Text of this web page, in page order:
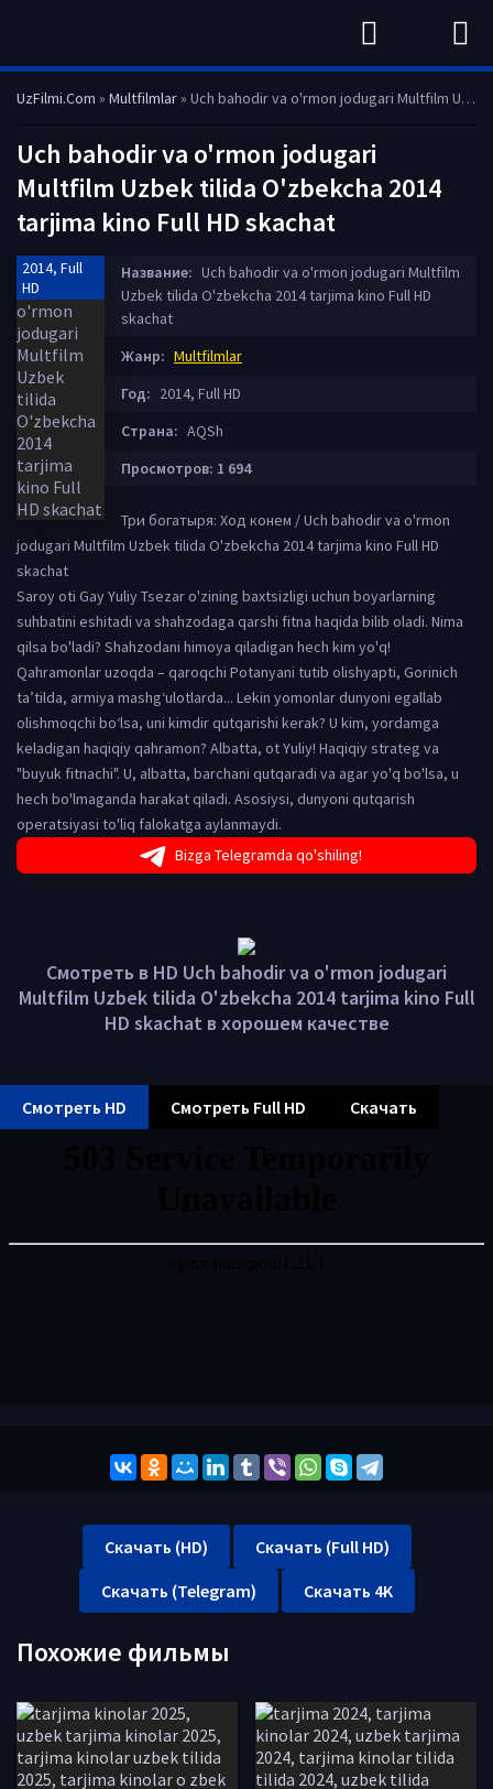
UzFilmi.Com » Multfilmlar» Uch bahodir va o'rmon jodugari Multfilm Uzbek tilida O'zbekcha 2014 tarjima kino Full HD skachat
Uch bahodir va o'rmon jodugari
Multfilm Uzbek tilida O'zbekcha 2014
tarjima kino Full HD skachat
2014, Full
HD
Название: Uch bahodir va o'rmon jodugari Multfilm
Uzbek tilida O'zbekcha 2014 tarjima kino Full HD
skachat
Жанр: Multfilmlar
Год: 2014, Full HD
Страна: AQSh
Просмотров: 1 694
Три богатыря: Ход конем / Uch bahodir va o'rmon
jodugari Multfilm Uzbek tilida O'zbekcha 2014 tarjima kino Full HD
skachat
Saroy oti Gay Yuliy Tsezar o'zining baxtsizligi uchun boyarlarning
suhbatini eshitadi va shahzodaga qarshi fitna haqida bilib oladi. Nima
qilsa bo'ladi? Shahzodani himoya qiladigan hech kim yo'q!
Qahramonlar uzoqda – qaroqchi Potanyani tutib olishyapti, Gorinich
ta’tilda, armiya mashg‘ulotlarda... Lekin yomonlar dunyoni egallab
olishmoqchi bo‘lsa, uni kimdir qutqarishi kerak? U kim, yordamga
keladigan haqiqiy qahramon? Albatta, ot Yuliy! Haqiqiy strateg va
"buyuk fitnachi". U, albatta, barchani qutqaradi va agar yo'q bo'lsa, u
hech bo'lmaganda harakat qiladi. Asosiysi, dunyoni qutqarish
operatsiyasi to'liq falokatga aylanmaydi.
Bizga Telegramda qo'shiling!
Смотреть в HD Uch bahodir va o'rmon jodugari
Multfilm Uzbek tilida O'zbekcha 2014 tarjima kino Full
HD skachat в хорошем качестве
Смотреть HD Смотреть Full HD Скачать
Скачать (HD)
Скачать (Full HD)
Скачать (Telegram)
Скачать 4K
Похожие фильмы